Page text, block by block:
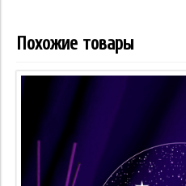
Похожие товары